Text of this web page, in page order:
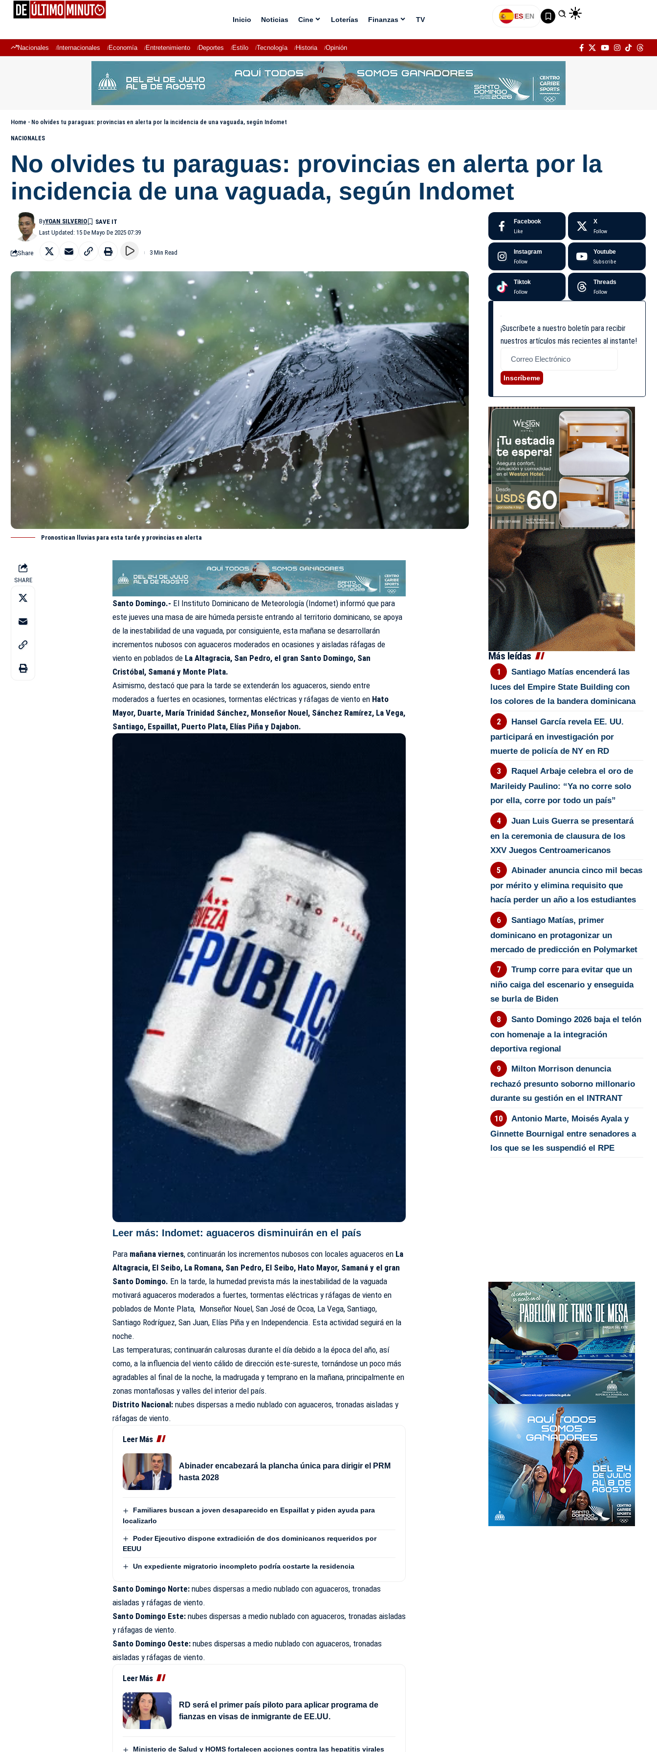
Inicio Noticias Cine Loterías Finanzas TV ES|EN
Nacionales Internacionales Economía Entretenimiento Deportes Estilo Tecnología Historia Opinión
Home - No olvides tu paraguas: provincias en alerta por la incidencia de una vaguada, según Indomet
NACIONALES
No olvides tu paraguas: provincias en alerta por la
incidencia de una vaguada, según Indomet
Last Updated: 15 De Mayo De 2025 07:39
ByYOAN SILVERIO
Share 3 Min Read
Pronostican lluvias para esta tarde y provincias en alerta
SHARE
Santo Domingo.- El Instituto Dominicano de Meteorología (Indomet) informó que para
este jueves una masa de aire húmeda persiste entrando al territorio dominicano, se apoya
de la inestabilidad de una vaguada, por consiguiente, esta mañana se desarrollarán
incrementos nubosos con aguaceros moderados en ocasiones y aisladas ráfagas de
viento en poblados de La Altagracia, San Pedro, el gran Santo Domingo, San
Cristóbal, Samaná y Monte Plata.
Asimismo, destacó que para la tarde se extenderán los aguaceros, siendo entre
moderados a fuertes enocasiones, tormentas eléctricas y ráfagas de viento en Hato
Mayor, Duarte, María Trinidad Sánchez, Monseñor Nouel, Sánchez Ramírez, La Vega,
Santiago, Espaillat, Puerto Plata, Elías Piña y Dajabon.
Leer más: Indomet: aguaceros disminuirán en el país
Para mañana viernes, continuarán los incrementos nubosos con locales aguaceros en La
Altagracia, El Seibo, La Romana, San Pedro, El Seibo, Hato Mayor, Samaná y el gran
Santo Domingo. En la tarde, la humedad prevista más la inestabilidad de la vaguada
motivará aguaceros moderados a fuertes, tormentas eléctricas y ráfagas de viento en
poblados de Monte Plata, Monseñor Nouel, San José de Ocoa, La Vega, Santiago,
Santiago Rodríguez, San Juan, Elías Piña y en Independencia. Esta actividad seguirá en la
noche.
Las temperaturas; continuarán calurosas durante el día debido a la época del año, así
como, a la influencia del viento cálido de dirección este-sureste, tornándose un poco más
agradables al final de la noche, la madrugada y temprano en la mañana, principalmente en
zonas montañosas y valles del interior del país.
Distrito Nacional: nubes dispersas a medio nublado con aguaceros, tronadas aisladas y
ráfagas de viento.
Leer Más
Abinader encabezará la plancha única para dirigir el PRM
hasta 2028
Familiares buscan a joven desaparecido en Espaillat y piden ayuda para
localizarlo
Poder Ejecutivo dispone extradición de dos dominicanos requeridos por
EEUU
Un expediente migratorio incompleto podría costarte la residencia
Santo Domingo Norte: nubes dispersas a medio nublado con aguaceros, tronadas
aisladas y ráfagas de viento.
Santo Domingo Este: nubes dispersas a medio nublado con aguaceros, tronadas aisladas
y ráfagas de viento.
Santo Domingo Oeste: nubes dispersas a medio nublado con aguaceros, tronadas
aisladas y ráfagas de viento.
Leer Más
RD será el primer país piloto para aplicar programa de
fianzas en visas de inmigrante de EE.UU.
Ministerio de Salud y HOMS fortalecen acciones contra las hepatitis virales
Facebook
Like
X
Follow
Instagram
Follow
Youtube
Subscribe
Tiktok
Follow
Threads
Follow
¡Suscríbete a nuestro boletín para recibir
nuestros artículos más recientes al instante!
Inscríbeme
Más leídas
Santiago Matías encenderá las
luces del Empire State Building con
los colores de la bandera dominicana
Hansel García revela EE. UU.
participará en investigación por
muerte de policía de NY en RD
Raquel Arbaje celebra el oro de
Marileidy Paulino: “Ya no corre solo
por ella, corre por todo un país”
Juan Luis Guerra se presentará
en la ceremonia de clausura de los
XXV Juegos Centroamericanos
Abinader anuncia cinco mil becas
por mérito y elimina requisito que
hacía perder un año a los estudiantes
Santiago Matías, primer
dominicano en protagonizar un
mercado de predicción en Polymarket
Trump corre para evitar que un
niño caiga del escenario y enseguida
se burla de Biden
Santo Domingo 2026 baja el telón
con homenaje a la integración
deportiva regional
Milton Morrison denuncia
rechazó presunto soborno millonario
durante su gestión en el INTRANT
Antonio Marte, Moisés Ayala y
Ginnette Bournigal entre senadores a
los que se les suspendió el RPE